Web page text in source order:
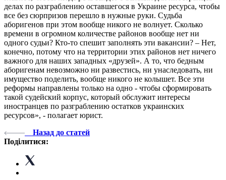
делах по разграблению оставшегося в Украине ресурса, чтобы
все без сюрпризов перешло в нужные руки. Судьба
аборигенов при этом вообще никого не волнует. Сколько
времени в огромном количестве районов вообще нет ни
одного судьи? Кто-то спешит заполнять эти вакансии? – Нет,
конечно, потому что на территории этих районов нет ничего
важного для наших западных «друзей». А то, что бедным
аборигенам невозможно ни развестись, ни унаследовать, ни
имущество поделить, вообще никого не колышет. Все эти
реформы направлены только на одно - чтобы сформировать
такой судейский корпус, который обслужит интересы
иностранцев по разграблению остатков украинских
ресурсов», - полагает юрист.
Назад до статей
Поділитися: